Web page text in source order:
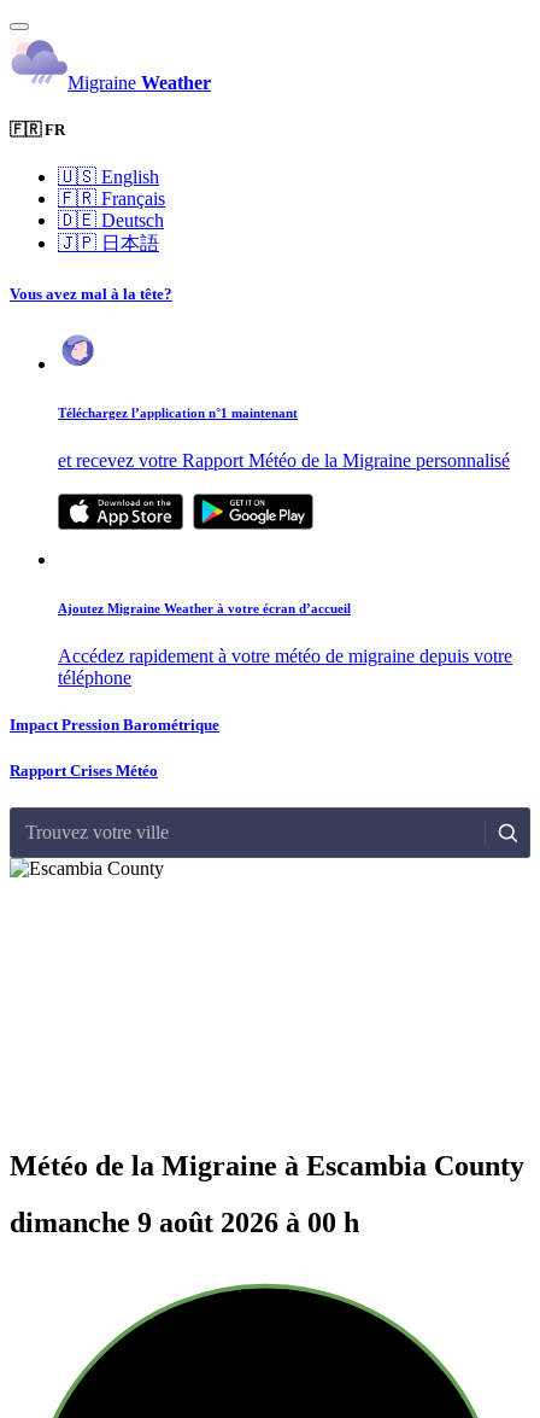
Migraine Weather
🇫🇷 FR
🇺🇸 English
🇫🇷 Français
🇩🇪 Deutsch
🇯🇵 日本語
Vous avez mal à la tête?
Téléchargez l’application n°1 maintenant
et recevez votre Rapport Météo de la Migraine personnalisé
Ajoutez Migraine Weather à votre écran d’accueil
Accédez rapidement à votre météo de migraine depuis votre
téléphone
Impact Pression Barométrique
Rapport Crises Météo
Trouvez votre ville
Météo de la Migraine à Escambia County
dimanche 9 août 2026 à 00 h